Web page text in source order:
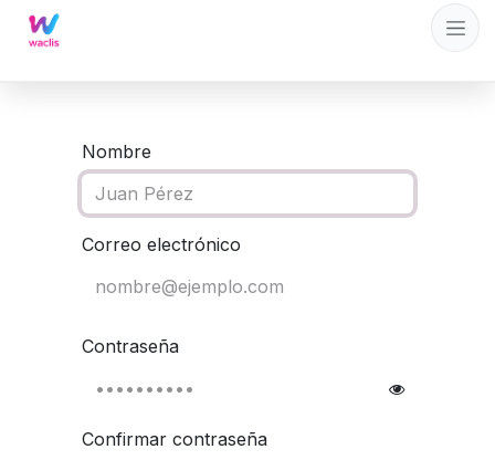
Ir al contenido
Nombre
Correo electrónico
Contraseña
Confirmar contraseña